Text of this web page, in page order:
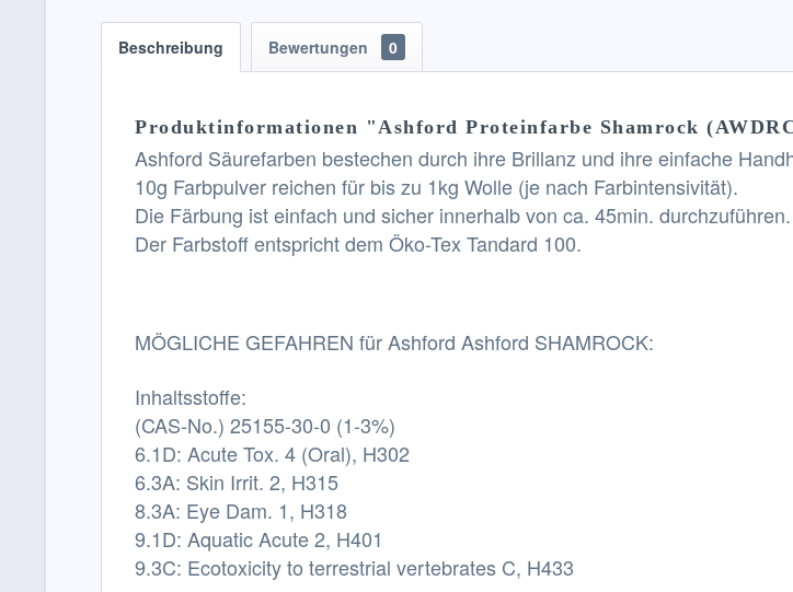
Beschreibung Bewertungen 0
Produktinformationen "Ashford Proteinfarbe Shamrock
Ashford Säurefarben bestechen durch ihre Brillanz und ihre einfache
10g Farbpulver reichen für bis zu 1kg Wolle (je nach Farbintensivität).
Die Färbung ist einfach und sicher innerhalb von ca. 45min. durchzuführen.
Der Farbstoff entspricht dem Öko-Tex Tandard 100.
MÖGLICHE GEFAHREN für Ashford Ashford SHAMROCK:
Inhaltsstoffe:
(CAS-No.) 25155-30-0 (1-3%)
6.1D: Acute Tox. 4 (Oral), H302
6.3A: Skin Irrit. 2, H315
8.3A: Eye Dam. 1, H318
9.1D: Aquatic Acute 2, H401
9.3C: Ecotoxicity to terrestrial vertebrates C, H433